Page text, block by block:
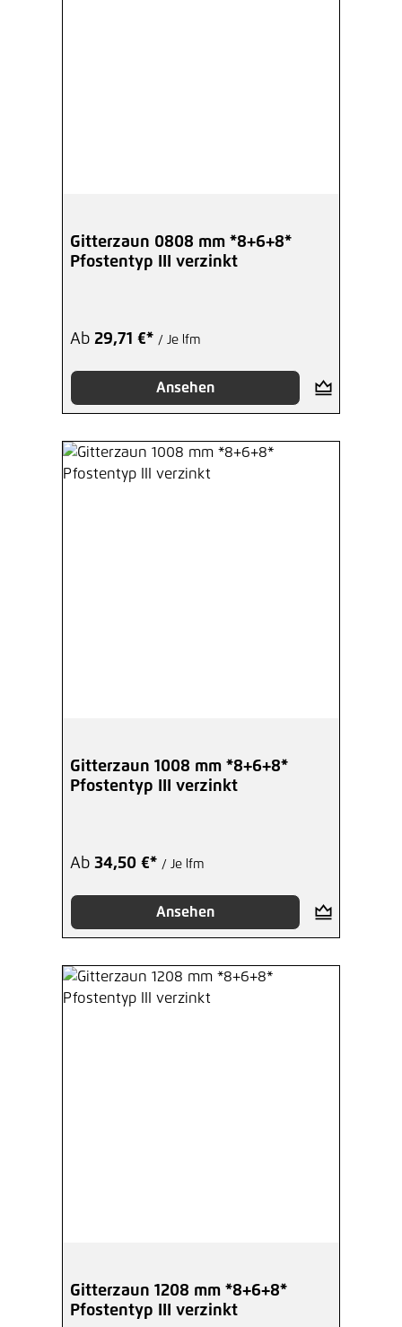
Gitterzaun 0808 mm *8+6+8*
Pfostentyp III verzinkt
Ab 29,71 €* / Je lfm
Ansehen
Gitterzaun 1008 mm *8+6+8*
Pfostentyp III verzinkt
Ab 34,50 €* / Je lfm
Ansehen
Gitterzaun 1208 mm *8+6+8*
Pfostentyp III verzinkt